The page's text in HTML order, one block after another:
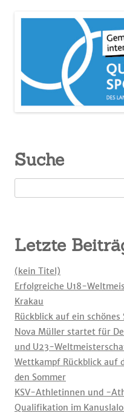
Suche
nach:
Letzte
(kein Titel)
Erfolgreiche U18-
Krakau
Rückblick auf ein schönes
Nova Müller startet für
und U23-
Wettkampf Rückblick auf
den Sommer
KSV-Athletinnen und -
Qualifikation im